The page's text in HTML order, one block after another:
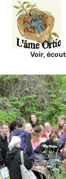
Voir,